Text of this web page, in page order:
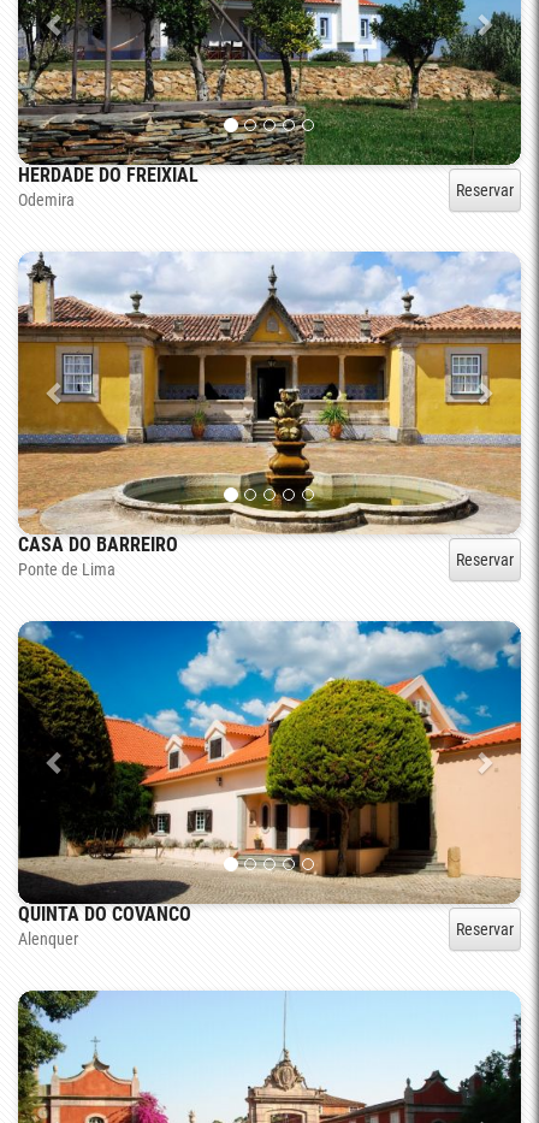
HERDADE DO FREIXIAL
Odemira Reservar
CASA DO BARREIRO
Ponte de Lima Reservar
QUINTA DO COVANCO
Alenquer Reservar